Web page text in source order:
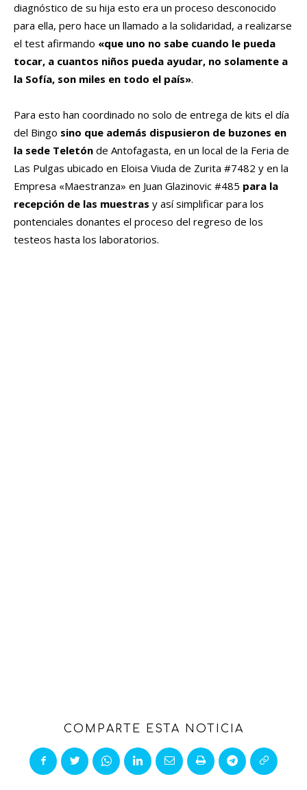
diagnóstico de su hija esto era un proceso desconocido
para ella, pero hace un llamado a la solidaridad, a realizarse
el test afirmando «que uno no sabe cuando le pueda
tocar, a cuantos niños pueda ayudar, no solamente a
la Sofía, son miles en todo el país».
Para esto han coordinado no solo de entrega de kits el día
del Bingo sino que además dispusieron de buzones en
la sede Teletón de Antofagasta, en un local de la Feria de
Las Pulgas ubicado en Eloisa Viuda de Zurita #7482 y en la
Empresa «Maestranza» en Juan Glazinovic #485 para la
recepción de las muestras y así simplificar para los
pontenciales donantes el proceso del regreso de los
testeos hasta los laboratorios.
COMPARTE ESTA NOTICIA